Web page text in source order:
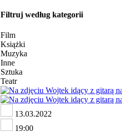
Filtruj według kategorii
Film
Książki
Muzyka
Inne
Sztuka
Teatr
13.03.2022
19:00